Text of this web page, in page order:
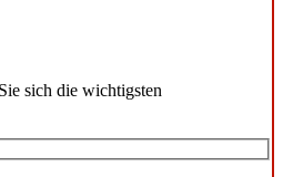
sich die wichtigsten